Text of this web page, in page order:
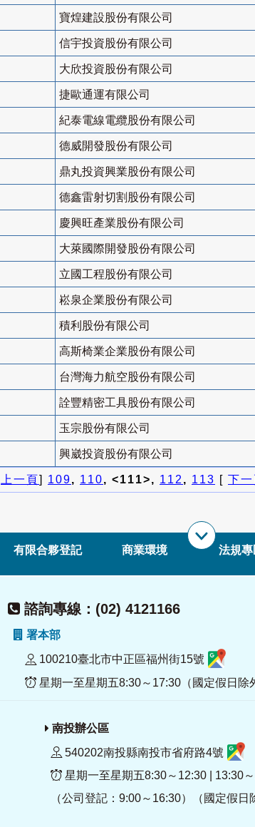
寶煌建設股份有限公司
信宇投資股份有限公司
大欣投資股份有限公司
捷歐通運有限公司
紀泰電線電纜股份有限公司
德威開發股份有限公司
鼎丸投資興業股份有限公司
德鑫雷射切割股份有限公司
慶興旺產業股份有限公司
大萊國際開發股份有限公司
立國工程股份有限公司
崧泉企業股份有限公司
積利股份有限公司
高斯椅業企業股份有限公司
台灣海力航空股份有限公司
詮豐精密工具股份有限公司
玉宗股份有限公司
興崴投資股份有限公司
上一頁] 109, 110, <111>, 112, 113 [ 下一
有限合夥登記 商業環境 法規專
諮詢專線：(02) 4121166
署本部
100210臺北市中正區福州街15號
星期一至星期五8:30～17:30（國定假日除
南投辦公區
540202南投縣南投市省府路4號
星期一至星期五8:30～12:30 | 13:30
（公司登記：9:00～16:30）（國定假日